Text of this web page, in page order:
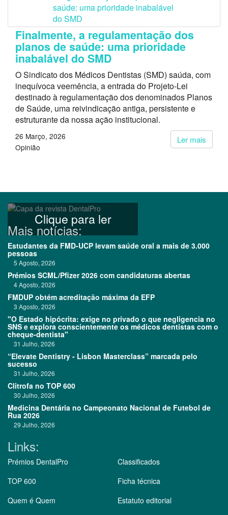
Finalmente, a regulamentação dos
planos de saúde: uma prioridade
inabalável do SMD
O Sindicato dos Médicos Dentistas (SMD) saúda, com
inequívoca veemência, a entrada do Projeto-Lei
destinado à regulamentação dos denominados Planos
de Saúde, uma reivindicação antiga, persistente e
estruturante da nossa ação institucional.
Ler mais
26 Março, 2026
Opinião
Clique para ler
Mais notícias:
Estudantes da FMD-UCP levam saúde oral a mais de 3.000
pessoas
5 Agosto, 2026
Prémios SCML/Pfizer 2026 com candidaturas abertas
4 Agosto, 2026
FMDUP obtém acreditação máxima da EFP
3 Agosto, 2026
"O Estado hipócrita: exige no privado o que negligencia no
SNS e explora conscientemente os médicos dentistas com o
cheque-dentista"
31 Julho, 2026
“Elevate Dentistry - Lisbon Masterclass” marcada pelo
sucesso
31 Julho, 2026
Clitrofa no TOP 600
30 Julho, 2026
Medicina Dentária no Campeonato Nacional de Futebol de
Rua 2026
29 Julho, 2026
Links:
Prémios DentalPro
TOP 600
Quem é Quem
Classificados
Ficha técnica
Estatuto editorial